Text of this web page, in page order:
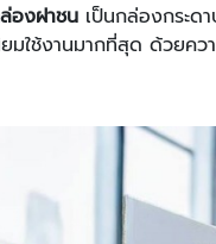
องฝาชน เป็นกล่องกระด
มใช้งานมากที่สุด ด้วยค